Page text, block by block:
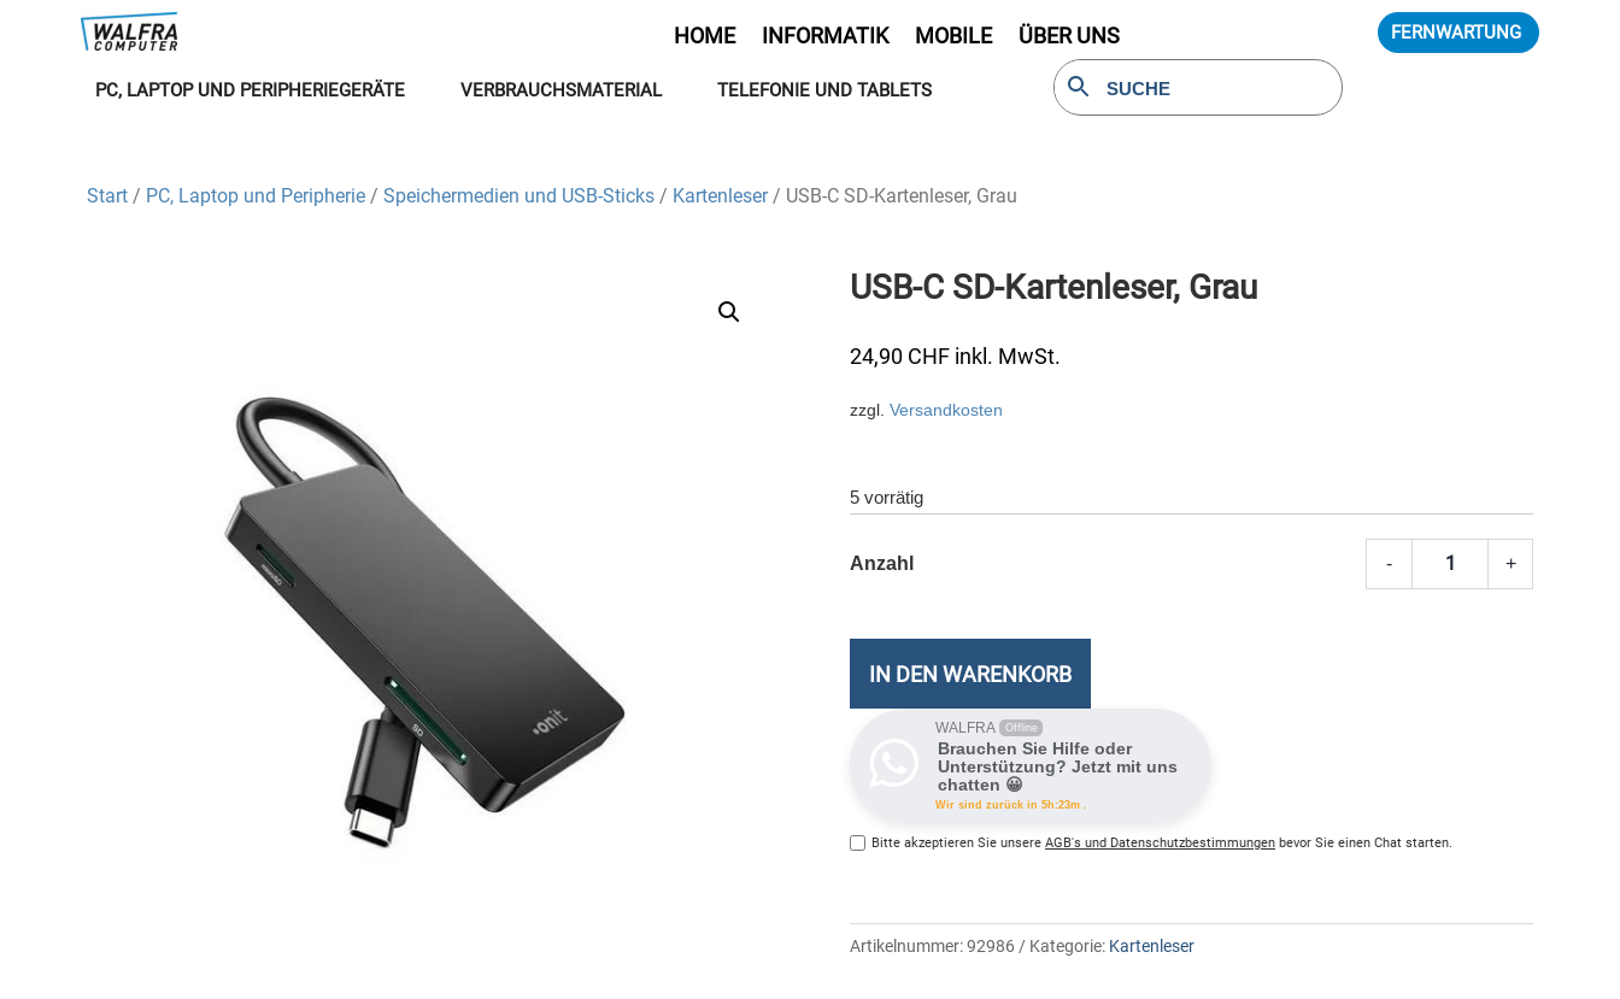
HOME INFORMATIK MOBILE ÜBER UNS FERNWARTUNG
PC, LAPTOP UND PERIPHERIEGERÄTE VERBRAUCHSMATERIAL TELEFONIE UND TABLETS
Start / PC, Laptop und Peripherie / Speichermedien und USB-Sticks / Kartenleser/ USB-C SD-Kartenleser, Grau
USB-C SD-Kartenleser, Grau
24,90 CHF inkl. MwSt.
zzgl. Versandkosten
5 vorrätig
- +
IN DEN WARENKORB
WALFRA Offline
Brauchen Sie Hilfe oder
Unterstützung? Jetzt mit uns
chatten 😀
Wir sind zurück in 5h:23m .
Bitte akzeptieren Sie unsere AGB's und Datenschutzbestimmungen bevor Sie einen Chat starten.
Artikelnummer:92986 Kategorie: Kartenleser